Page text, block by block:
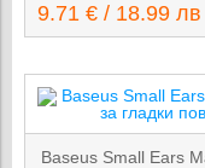
9.71 € / 18.99 лв
Baseus Small Ears